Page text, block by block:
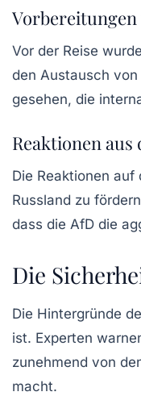
Vor der Reise
den Austausch
gesehen, die
Reaktionen
Die Reaktionen
Russland zu
dass die AfD die
Die
Die Hintergründe
ist. Experten
zunehmend von
macht.